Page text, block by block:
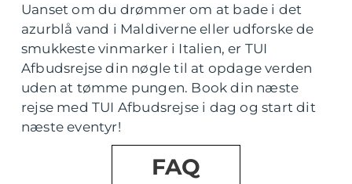
Uanset om du drømmer om at bade i det
azurblå vand i Maldiverne eller udforske de
smukkeste vinmarker i Italien, er TUI
Afbudsrejse din nøgle til at opdage verden
uden at tømme pungen. Book din næste
rejse med TUI Afbudsrejse i dag og start dit
næste eventyr!
FAQ